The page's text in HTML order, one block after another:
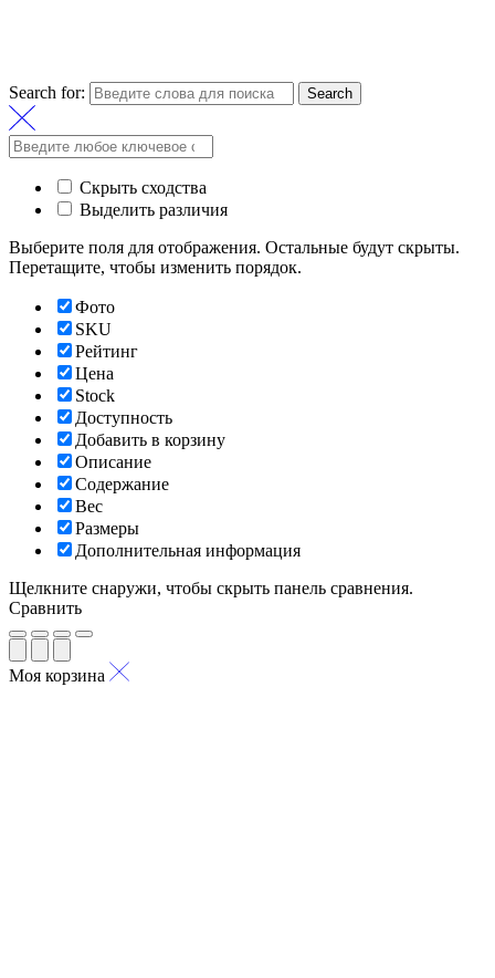
Search for: Search
Скрыть сходства
Выделить различия
Выберите поля для отображения. Остальные будут скрыты.
Перетащите, чтобы изменить порядок.
Фото
SKU
Рейтинг
Цена
Stock
Доступность
Добавить в корзину
Описание
Содержание
Вес
Размеры
Дополнительная информация
Щелкните снаружи, чтобы скрыть панель сравнения.
Сравнить
Моя корзина